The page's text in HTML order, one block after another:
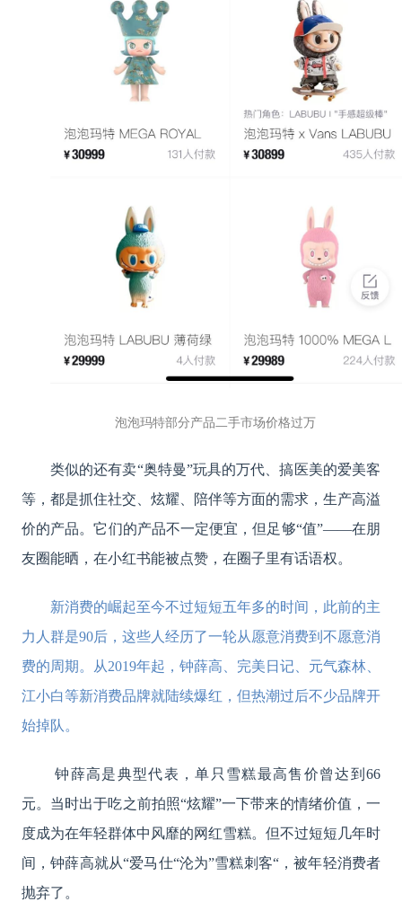
泡泡玛特部分产品二手市场价格过万
类似的还有卖“奥特曼”玩具的万代、搞医美的爱美客
等，都是抓住社交、炫耀、陪伴等方面的需求，生产高溢
价的产品。它们的产品不一定便宜，但足够“值”——在朋
友圈能晒，在小红书能被点赞，在圈子里有话语权。
新消费的崛起至今不过短短五年多的时间，此前的主
力人群是90后，这些人经历了一轮从愿意消费到不愿意消
费的周期。从2019年起，钟薛高、完美日记、元气森林、
江小白等新消费品牌就陆续爆红，但热潮过后不少品牌开
始掉队。
钟薛高是典型代表，单只雪糕最高售价曾达到66
元。当时出于吃之前拍照“炫耀”一下带来的情绪价值，一
度成为在年轻群体中风靡的网红雪糕。但不过短短几年时
间，钟薛高就从“爱马仕“沦为”雪糕刺客“，被年轻消费者
抛弃了。